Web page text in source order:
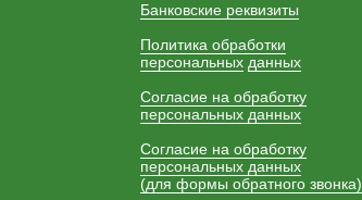
Банковские реквизиты
Политика обработки
персональных данных
Согласие на обработку
персональных данных
Согласие на обработку
персональных данных
(для формы обратного звонка)